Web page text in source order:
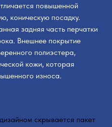
повышенной
коническую посадку.
задняя часть перчатки
Внешнее покрытие
полиэстера,
кожи, которая
износа.
скрывается пакет